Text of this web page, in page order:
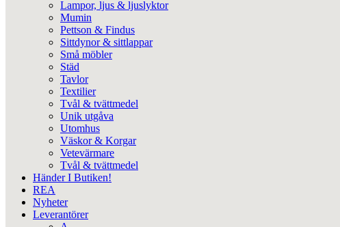
Lampor, ljus & ljuslyktor
Mumin
Pettson & Findus
Sittdynor & sittlappar
Små möbler
Städ
Tavlor
Textilier
Tvål & tvättmedel
Unik utgåva
Utomhus
Väskor & Korgar
Vetevärmare
Tvål & tvättmedel
Händer I Butiken!
REA
Nyheter
Leverantörer